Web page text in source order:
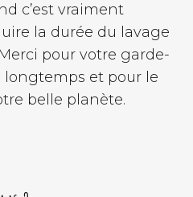
c’est vraiment
la durée du lavage
pour votre garde-
longtemps et pour le
belle planète.